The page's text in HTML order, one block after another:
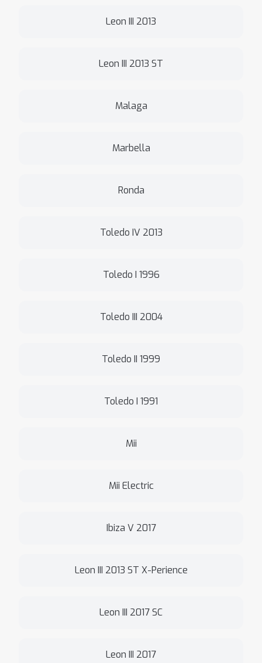
Leon III 2013
Leon III 2013 ST
Malaga
Marbella
Ronda
Toledo IV 2013
Toledo I 1996
Toledo III 2004
Toledo II 1999
Toledo I 1991
Mii
Mii Electric
Ibiza V 2017
Leon III 2013 ST X-Perience
Leon III 2017 SC
Leon III 2017